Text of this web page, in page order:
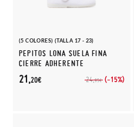
(5 COLORES) (TALLA 17 - 23)
PEPITOS LONA SUELA FINA
CIERRE ADHERENTE
24,95€ (-15%)
21,20€